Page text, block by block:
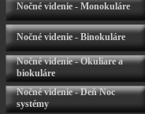
Nočné videnie - Monokuláre
Nočné videnie - Binokuláre
Nočné videnie - Okuliare a
biokuláre
Nočné videnie - Deň Noc
systémy